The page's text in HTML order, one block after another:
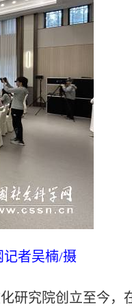
记者吴楠/摄
究院创立至今，